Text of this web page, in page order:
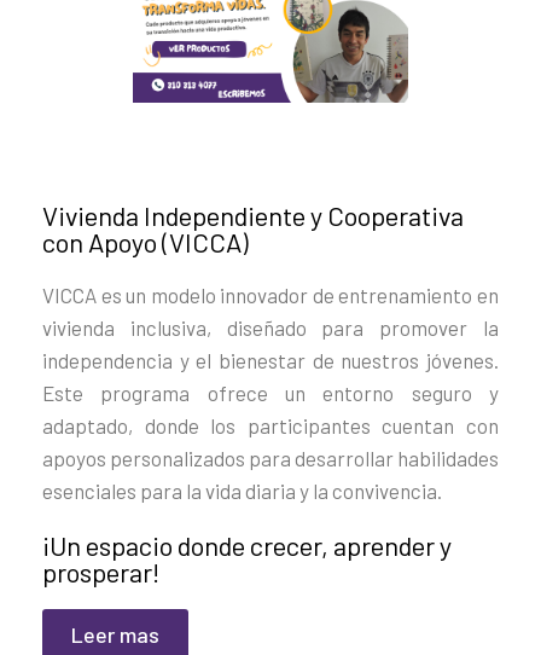
Vivienda Independiente y Cooperativa
con Apoyo (VICCA)
VICCA es un modelo innovador de entrenamiento en
vivienda inclusiva, diseñado para promover la
independencia y el bienestar de nuestros jóvenes.
Este programa ofrece un entorno seguro y
adaptado, donde los participantes cuentan con
apoyos personalizados para desarrollar habilidades
esenciales para la vida diaria y la convivencia.
¡Un espacio donde crecer, aprender y
prosperar!
Leer mas